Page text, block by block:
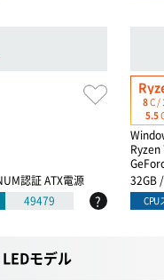
認証 ATX電源
49479 ?
8C /
5.5
32GB
CPU
モデル